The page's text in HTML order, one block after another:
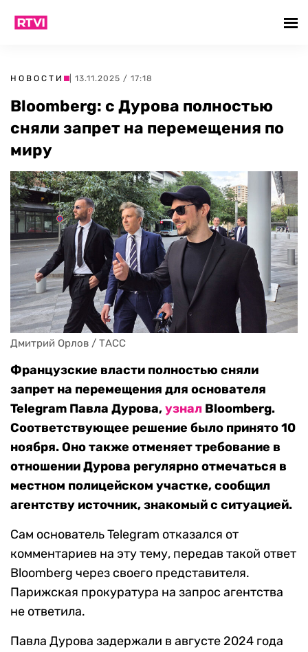
НОВОСТИ | 13.11.2025 / 17:18
Bloomberg: с Дурова полностью
сняли запрет на перемещения по
миру
Дмитрий Орлов / ТАСС
Французские власти полностью сняли
запрет на перемещения для основателя
Telegram Павла Дурова,узнал Bloomberg.
Соответствующее решение было принято 10
ноября. Оно также отменяет требование в
отношении Дурова регулярно отмечаться в
местном полицейском участке, сообщил
агентству источник, знакомый с ситуацией.
Сам основатель Telegram отказался от
комментариев на эту тему, передав такой ответ
Bloomberg через своего представителя.
Парижская прокуратура на запрос агентства
не ответила.
Павла Дурова задержали в августе 2024 года